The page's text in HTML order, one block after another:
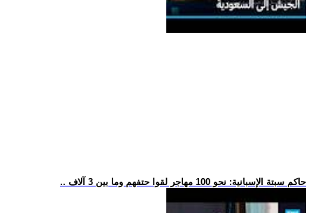
.. حاكم سبتة الإسبانية: نحو 100 مهاجر لقوا حتفهم وما بين 3 آلاف